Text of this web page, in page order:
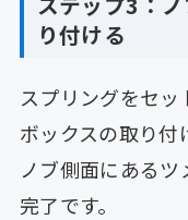
り付ける
スプリングをセ
ボックスの取り付
ノブ側面にある
完了です。